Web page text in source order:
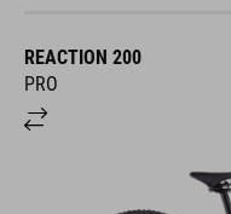
REACTION 200
PRO